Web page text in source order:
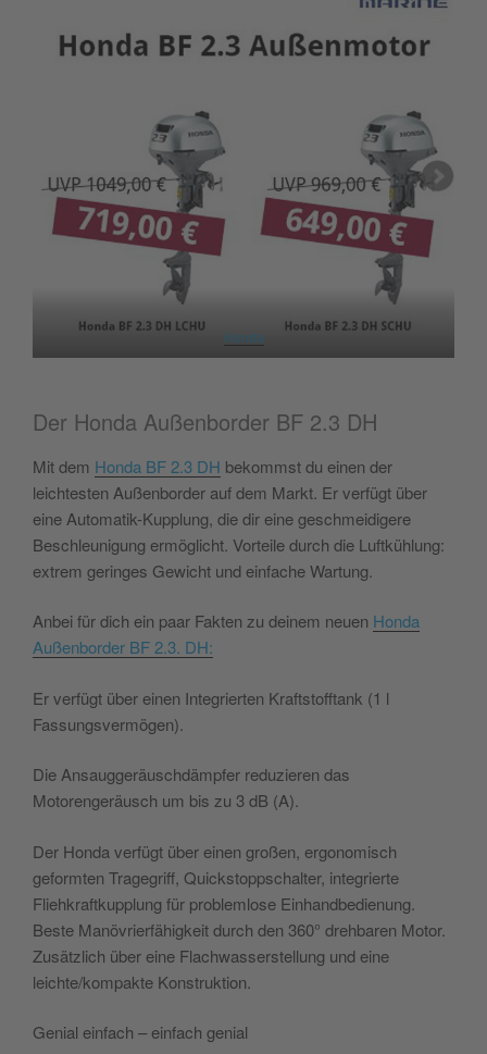
Honda
Der Honda Außenborder BF 2.3 DH
Mit dem Honda BF 2.3 DH bekommst du einen der
leichtesten Außenborder auf dem Markt. Er verfügt über
eine Automatik-Kupplung, die dir eine geschmeidigere
Beschleunigung ermöglicht. Vorteile durch die Luftkühlung:
extrem geringes Gewicht und einfache Wartung.
Anbei für dich ein paar Fakten zu deinem neuen Honda
Außenborder BF 2.3. DH:
Er verfügt über einen Integrierten Kraftstofftank (1 l
Fassungsvermögen).
Die Ansauggeräuschdämpfer reduzieren das
Motorengeräusch um bis zu 3 dB (A).
Der Honda verfügt über einen großen, ergonomisch
geformten Tragegriff, Quickstoppschalter, integrierte
Fliehkraftkupplung für problemlose Einhandbedienung.
Beste Manövrierfähigkeit durch den 360° drehbaren Motor.
Zusätzlich über eine Flachwasserstellung und eine
leichte/kompakte Konstruktion.
Genial einfach – einfach genial